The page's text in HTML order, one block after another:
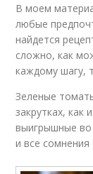
В моем
любые
найдется
сложно, как
каждому шагу,
Зеленые
закрутках,
выигрышные во
и все сомнения